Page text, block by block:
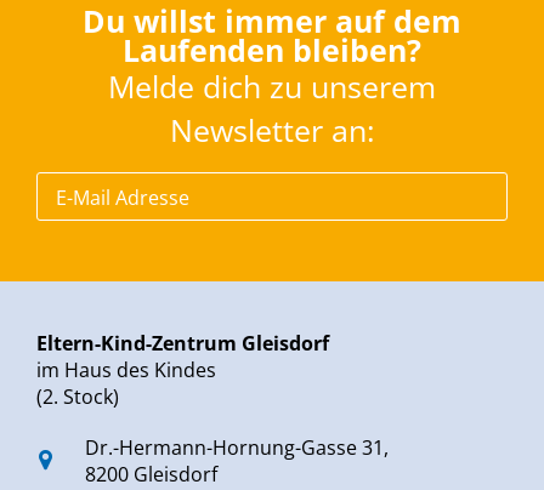
Du willst immer auf dem
Laufenden bleiben?
Melde dich zu unserem
Newsletter an:
Eltern-Kind-Zentrum Gleisdorf
im Haus des Kindes
(2. Stock)
Dr.-Hermann-Hornung-Gasse 31,
8200 Gleisdorf